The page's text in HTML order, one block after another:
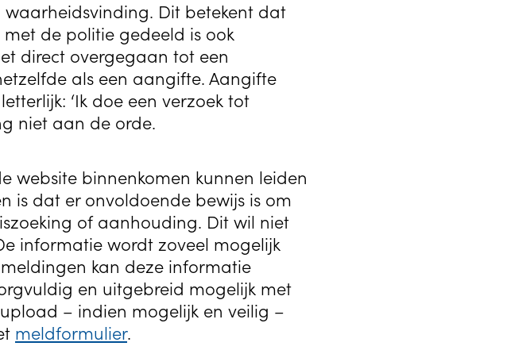
Dit betekent dat
de politie gedeeld is ook
direct overgegaan tot een
als een aangifte. Aangifte
‘Ik doe een verzoek tot
niet aan de orde.
website binnenkomen kunnen leiden
is dat er onvoldoende bewijs is om
of aanhouding. Dit wil niet
informatie wordt zoveel mogelijk
kan deze informatie
en uitgebreid mogelijk met
– indien mogelijk en veilig –
meldformulier.